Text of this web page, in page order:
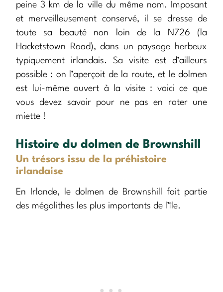
peine 3 km de la ville du même nom. Imposant
et merveilleusement conservé, il se dresse de
toute sa beauté non loin de la N726 (la
Hacketstown Road), dans un paysage herbeux
typiquement irlandais. Sa visite est d’ailleurs
possible : on l’aperçoit de la route, et le dolmen
est lui-même ouvert à la visite : voici ce que
vous devez savoir pour ne pas en rater une
miette !
Histoire du dolmen de Brownshill
Un trésors issu de la préhistoire
irlandaise
En Irlande, le dolmen de Brownshill fait partie
des mégalithes les plus importants de l’île.